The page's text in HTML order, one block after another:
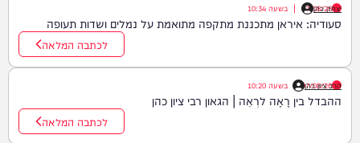
יצחק כהן
07/08/26
| בשעה 10:34
סעודיה: איראן מתכננת מתקפה מתואמת על נמלים ושדות תעופה
לכתבה המלאה
הרב ציון כהן
07/08/26
| בשעה 10:20
ההבדל בין רָאָה לרְאֵה | הגאון רבי ציון כהן
לכתבה המלאה